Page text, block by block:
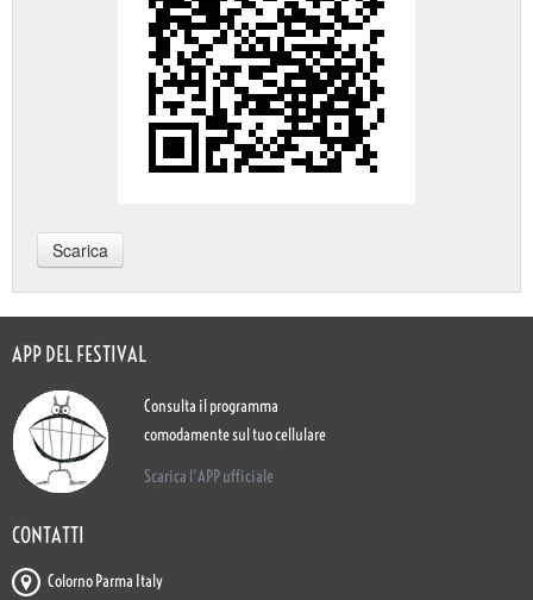
Scarica
APP DEL FESTIVAL
Consulta il programma
comodamente sul tuo cellulare
Scarica l'APP ufficiale
CONTATTI
Colorno Parma Italy